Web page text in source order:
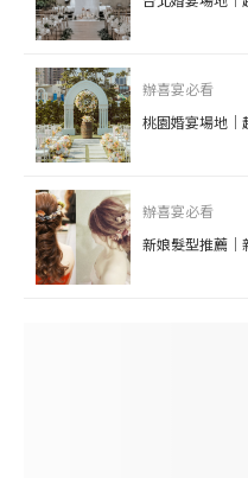
辦喜宴必看
桃園婚宴場地｜
辦喜宴必看
新娘髮型推薦｜